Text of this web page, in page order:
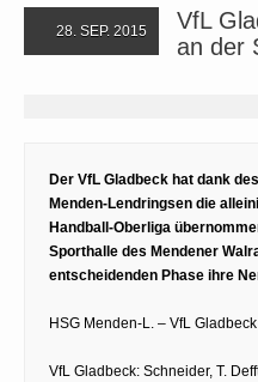
28. SEP. 2015
VfL
an der
Der VfL Gladbeck hat dank
Menden-Lendringsen die
Handball-Oberliga
Sporthalle des Mendener
entscheidenden Phase ihre
HSG Menden-L. – VfL
VfL Gladbeck: Schneider, T.